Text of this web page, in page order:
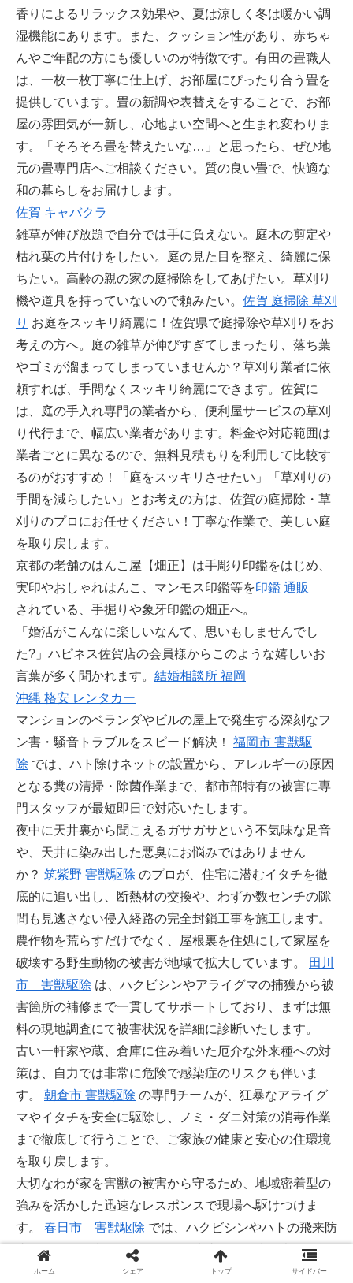
香りによるリラックス効果や、夏は涼しく冬は暖かい調
湿機能にあります。また、クッション性があり、赤ちゃ
んやご年配の方にも優しいのが特徴です。有田の畳職人
は、一枚一枚丁寧に仕上げ、お部屋にぴったり合う畳を
提供しています。畳の新調や表替えをすることで、お部
屋の雰囲気が一新し、心地よい空間へと生まれ変わりま
す。「そろそろ畳を替えたいな…」と思ったら、ぜひ地
元の畳専門店へご相談ください。質の良い畳で、快適な
和の暮らしをお届けします。
佐賀 キャバクラ
雑草が伸び放題で自分では手に負えない。庭木の剪定や
枯れ葉の片付けをしたい。庭の見た目を整え、綺麗に保
ちたい。高齢の親の家の庭掃除をしてあげたい。草刈り
機や道具を持っていないので頼みたい。 佐賀 庭掃除 草刈
り お庭をスッキリ綺麗に！佐賀県で庭掃除や草刈りをお
考えの方へ。庭の雑草が伸びすぎてしまったり、落ち葉
やゴミが溜まってしまっていませんか？草刈り業者に依
頼すれば、手間なくスッキリ綺麗にできます。佐賀に
は、庭の手入れ専門の業者から、便利屋サービスの草刈
り代行まで、幅広い業者があります。料金や対応範囲は
業者ごとに異なるので、無料見積もりを利用して比較す
るのがおすすめ！「庭をスッキリさせたい」「草刈りの
手間を減らしたい」とお考えの方は、佐賀の庭掃除・草
刈りのプロにお任せください！丁寧な作業で、美しい庭
を取り戻します。
京都の老舗のはんこ屋【畑正】は手彫り印鑑をはじめ、
実印やおしゃれはんこ、マンモス印鑑等を印鑑 通販
されている、手掘りや象牙印鑑の畑正へ。
「婚活がこんなに楽しいなんて、思いもしませんでし
た?」ハピネス佐賀店の会員様からこのような嬉しいお
言葉が多く聞かれます。 結婚相談所 福岡
沖縄 格安 レンタカー
マンションのベランダやビルの屋上で発生する深刻なフ
ン害・騒音トラブルをスピード解決！ 福岡市 害獣駆
除 では、ハト除けネットの設置から、アレルギーの原因
となる糞の清掃・除菌作業まで、都市部特有の被害に専
門スタッフが最短即日で対応いたします。
夜中に天井裏から聞こえるガサガサという不気味な足音
や、天井に染み出した悪臭にお悩みではありません
か？ 筑紫野 害獣駆除 のプロが、住宅に潜むイタチを徹
底的に追い出し、断熱材の交換や、わずか数センチの隙
間も見逃さない侵入経路の完全封鎖工事を施工します。
農作物を荒らすだけでなく、屋根裏を住処にして家屋を
破壊する野生動物の被害が地域で拡大しています。
田川
市 害獣駆除 は、ハクビシンやアライグマの捕獲から被
害箇所の補修まで一貫してサポートしており、まずは無
料の現地調査にて被害状況を詳細に診断いたします。
古い一軒家や蔵、倉庫に住み着いた厄介な外来種への対
策は、自力では非常に危険で感染症のリスクも伴いま
す。 朝倉市 害獣駆除 の専門チームが、狂暴なアライグ
マやイタチを安全に駆除し、ノミ・ダニ対策の消毒作業
まで徹底して行うことで、ご家族の健康と安心の住環境
を取り戻します。
大切なわが家を害獣の被害から守るため、地域密着型の
強みを活かした迅速なレスポンスで現場へ駆けつけま
す。 春日市 害獣駆除 では、ハクビシンやハトの飛来防
止など、数年先を見据えた再発防止を最優先に考えた施
工プランをご提案。明朗会計を徹底し、お見積り後の追
ホーム シェア トップ サイドバー